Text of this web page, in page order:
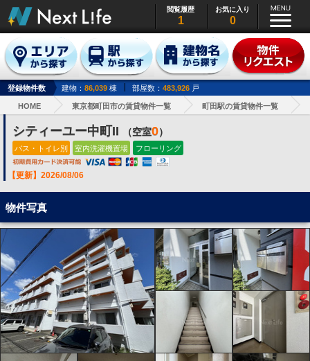
閲覧履歴
1
お気に入り
0
登録物件数 建物： 86,039 棟 部屋数： 483,926 戸
HOME 東京都町田市の賃貸物件一覧 町田駅の賃貸物件一覧
シティーユー中町II （空室0）
バス・トイレ別 室内洗濯機置場 フローリング
【更新】2026/08/06
物件写真